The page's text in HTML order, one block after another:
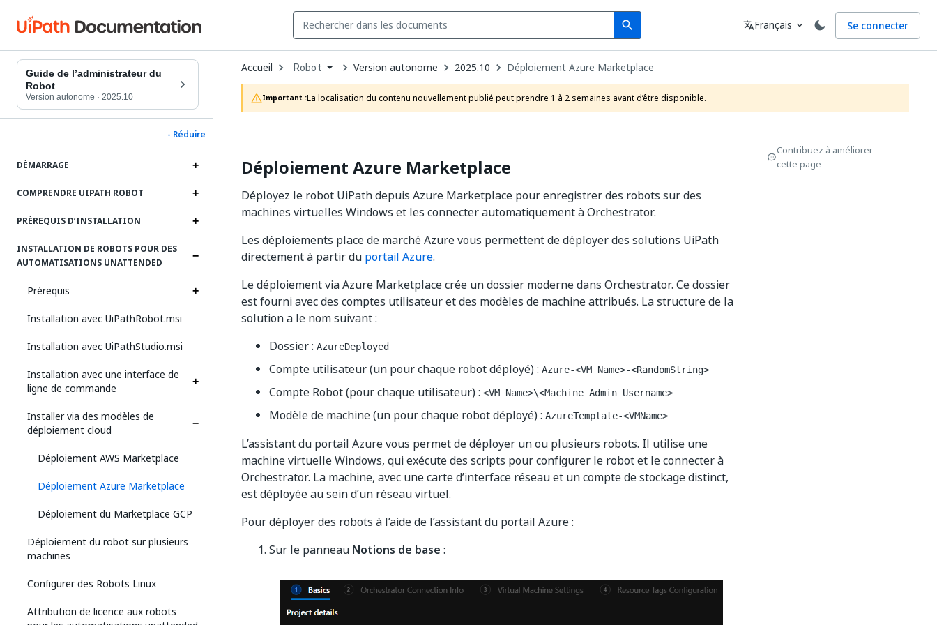
search
Search Langue
translateFrançais expand_more Se connecter
Guide de l’administrateur du
Robot
Version autonome · 2025.10
- Réduire
DÉMARRAGE
COMPRENDRE UIPATH ROBOT
PRÉREQUIS D’INSTALLATION
INSTALLATION DE ROBOTS POUR DES
AUTOMATISATIONS UNATTENDED
Prérequis
Installation avec UiPathRobot.msi
Installation avec UiPathStudio.msi
Installation avec une interface de
ligne de commande
Installer via des modèles de
déploiement cloud
Déploiement AWS Marketplace
Déploiement Azure Marketplace
Déploiement du Marketplace GCP
Déploiement du robot sur plusieurs
machines
Configurer des Robots Linux
Attribution de licence aux robots
Accueil Open
Dropdown
to
choose
product
Robot Version autonome 2025.10 Déploiement Azure Marketplace
Important :La localisation du contenu nouvellement publié peut prendre 1 à 2 semaines avant d’être disponible.
Déploiement Azure Marketplace
Déployez le robot UiPath depuis Azure Marketplace pour enregistrer des robots sur des
machines virtuelles Windows et les connecter automatiquement à Orchestrator.
Les déploiements place de marché Azure vous permettent de déployer des solutions UiPath
directement à partir du portail Azure.
Le déploiement via Azure Marketplace crée un dossier moderne dans Orchestrator. Ce dossier
est fourni avec des comptes utilisateur et des modèles de machine attribués. La structure de la
solution a le nom suivant :
Dossier : AzureDeployed
Compte utilisateur (un pour chaque robot déployé) : Azure-<VM Name>-<RandomString>
Compte Robot (pour chaque utilisateur) : <VM Name>\<Machine Admin Username>
Modèle de machine (un pour chaque robot déployé) : AzureTemplate-<VMName>
L’assistant du portail Azure vous permet de déployer un ou plusieurs robots. Il utilise une
machine virtuelle Windows, qui exécute des scripts pour configurer le robot et le connecter à
Orchestrator. La machine, avec une carte d’interface réseau et un compte de stockage distinct,
est déployée au sein d’un réseau virtuel.
Pour déployer des robots à l’aide de l’assistant du portail Azure :
Sur le panneau Notions de base :
Contribuez à améliorer
cette page